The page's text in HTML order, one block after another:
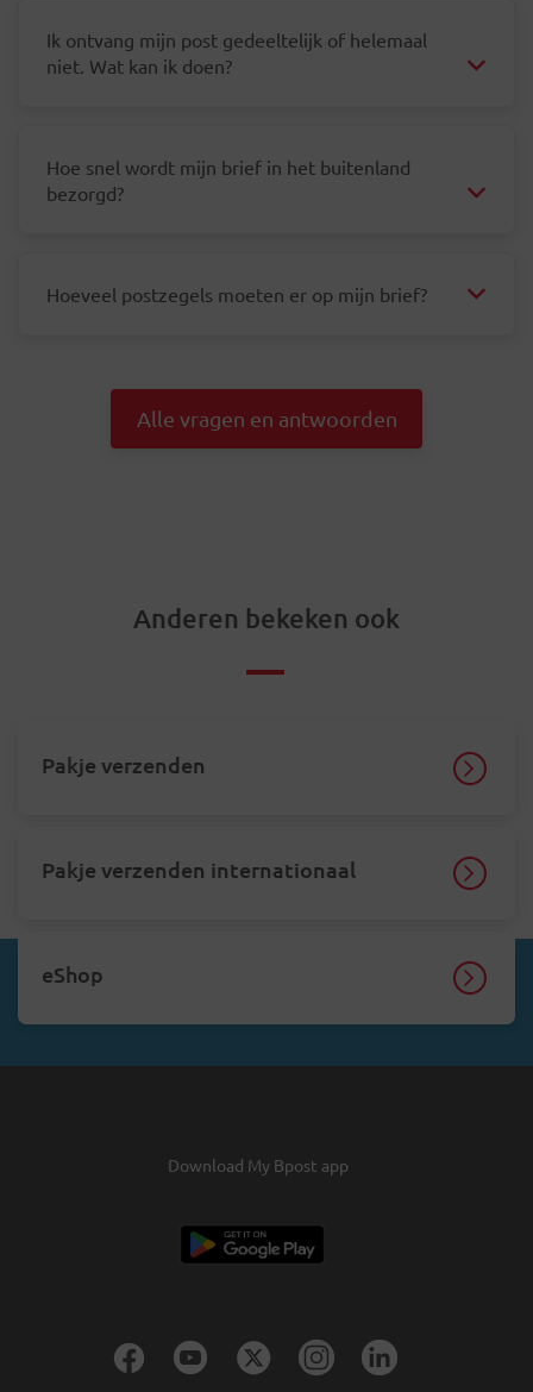
Ik ontvang mijn post gedeeltelijk of helemaal
niet. Wat kan ik doen?
Hoe snel wordt mijn brief in het buitenland
bezorgd?
Hoeveel postzegels moeten er op mijn brief?
Alle vragen en antwoorden
Anderen bekeken ook
Pakje verzenden
Pakje verzenden internationaal
eShop
Download My Bpost app